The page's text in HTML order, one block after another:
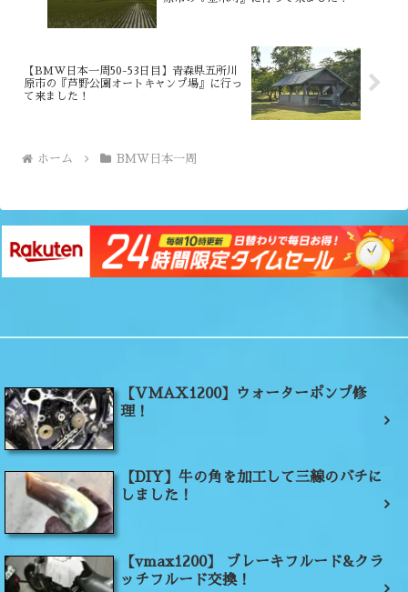
【BMW日本一周50-53日目】青森県五所川
原市の『芦野公園オートキャンプ場』に行っ
て来ました！
ホーム BMW日本一周
【VMAX1200】ウォーターポンプ修
理！
【DIY】牛の角を加工して三線のバチに
しました！
【vmax1200】 ブレーキフルード&クラ
ッチフルード交換！